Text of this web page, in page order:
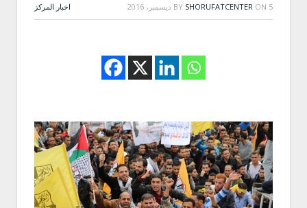
BY SHORUFATCENTER ON 5 ديسمبر، 2016 اخبار المركز